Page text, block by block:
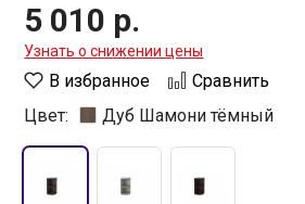
5 010 р.
Узнать о снижении цены
В избранное
Сравнить
Цвет:
Дуб Шамони тёмный